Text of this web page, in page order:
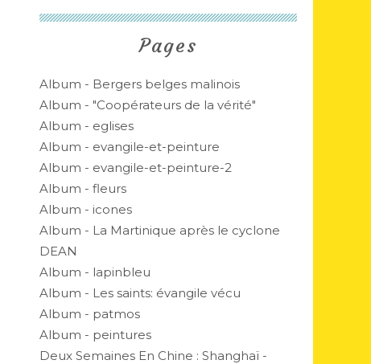
Pages
Album - Bergers belges malinois
Album - "Coopérateurs de la vérité"
Album - eglises
Album - evangile-et-peinture
Album - evangile-et-peinture-2
Album - fleurs
Album - icones
Album - La Martinique après le cyclone
DEAN
Album - lapinbleu
Album - Les saints: évangile vécu
Album - patmos
Album - peintures
Deux Semaines En Chine : Shanghaï -